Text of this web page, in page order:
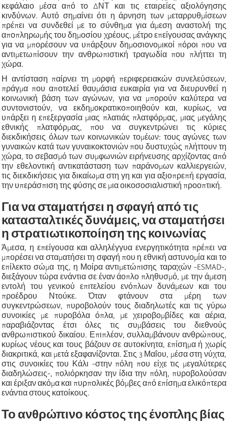
κεφάλαιο μέσα από το ΔΝΤ και τις εταιρείες αξιολόγησης
κινδύνων. Αυτό σημαίνει ότι η άρνηση των μεταρρυθμίσεων
πρέπει να συνδεθεί με το σύνθημα για άμεση αναστολή της
αποπληρωμής του δημοσίου χρέους, μέτρο επείγουσας ανάγκης
για να μπορέσουν να υπάρξουν δημοσιονομικοί πόροι που να
αντιμετωπίσουν την ανθρωπιστική τραγωδία που πλήττει τη
χώρα.
Η αντίσταση παίρνει τη μορφή περιφερειακών συνελεύσεων,
πράγμα που αποτελεί θαυμάσια ευκαιρία για να διευρυνθεί η
κοινωνική βάση των αγώνων, για να μπορούν καλύτερα να
συντονιστούν, να εκδημοκρατικοποιηθούν και, κυρίως, να
υπάρξει η επεξεργασία μιας πλατιάς πλατφόρμας, μιας μεγάλης
εθνικής πλατφόρμας, που να συγκεντρώνει τις κύριες
διεκδικήσεις όλων των κοινωνικών τομέων: τους αγώνες των
γυναικών κατά των γυναικοκτονιών που δυστυχώς πλήττουν τη
χώρα, το σεβασμό των συμφωνιών ειρήνευσης αρχίζοντας από
την εθελοντική αντικατάσταση των παράνομων καλλιεργειών,
τις διεκδικήσεις για δικαίωμα στη γη και για αξιοπρεπή εργασία,
την υπεράσπιση της φύσης σε μια οικοσοσιαλιστική προοπτική.
Για να σταματήσει η σφαγή από τις
κατασταλτικές δυνάμεις, να σταματήσει
η στρατιωτικοποίηση της κοινωνίας
Άμεσα, η επείγουσα και αλληλέγγυα ενεργητικότητα πρέπει να
μπορέσει να σταματήσει τη σφαγή που η εθνική αστυνομία και το
επίλεκτο σώμα της, η Μοίρα αντιμετώπισης ταραχών -ESMAD-,
διεξάγουν τώρα ενάντια σε έναν άοπλο πληθυσμό, με την άμεση
εντολή του γενικού επιτελείου ενόπλων δυνάμεων και του
προέδρου Ντούκε. Όταν φτάνουν στα μέρη των
συγκεντρώσεων, πυροβολούν τους διαδηλωτές και τις γύρω
συνοικίες με πυροβόλα όπλα, με χειροβομβίδες και αέρια,
παραβιάζοντας έτσι όλες τις συμβάσεις του διεθνούς
ανθρωπιστικού δικαίου. Επιπλέον, συλλαμβάνουν ανθρώπους,
κυρίως νέους και τους βάζουν σε αυτοκίνητα, επίσημα ή χωρίς
διακριτικά, και μετά εξαφανίζονται. Στις 3 Μαΐου, μέσα στη νύχτα,
στις συνοικίες του Κάλι -στην πόλη που είχε τις μεγαλύτερες
διαδηλώσεις-, πολιόρκησαν την ίδια την πόλη, πυροβολούσαν
και έριξαν ακόμα και πυρπολικές βόμβες από επίσημα ελικόπτερα
ενάντια στους κατοίκους.
Το ανθρώπινο κόστος της ένοπλης βίας